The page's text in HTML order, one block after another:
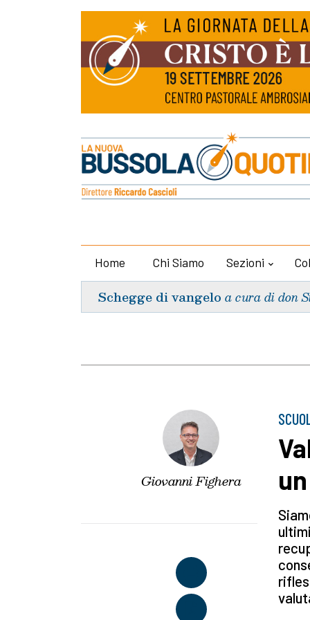
Home Chi Siamo Sezioni
Schegge di vangelo a cura di don
Giovanni Fighera